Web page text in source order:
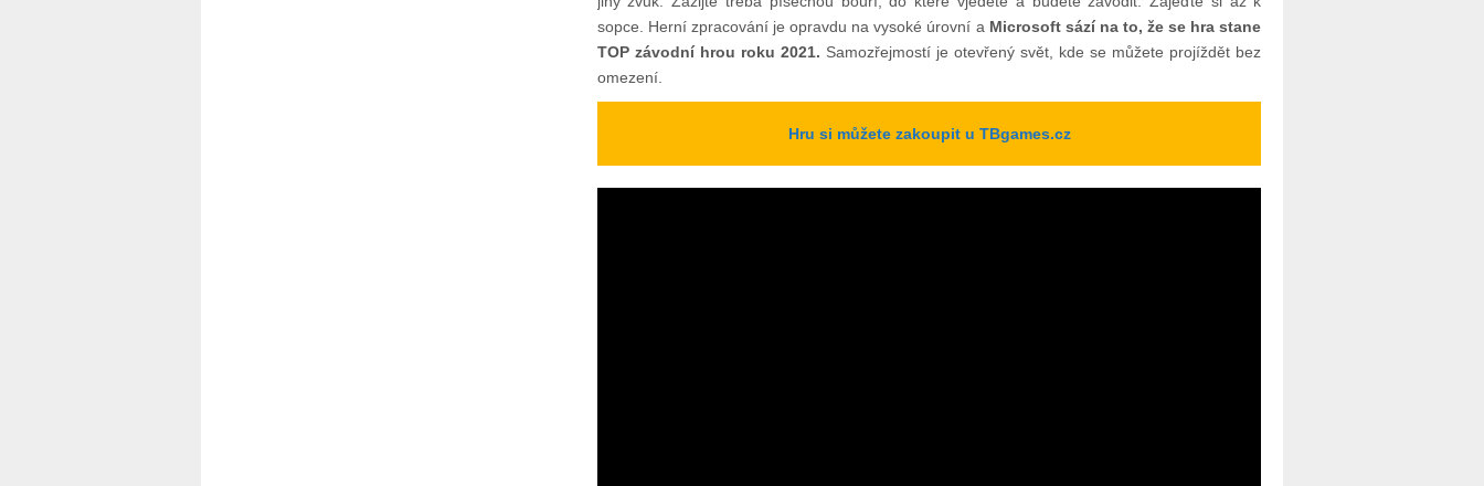
sopce. Herní zpracování je opravdu na vysoké úrovní a Microsoft sází na to, že se hra stane
TOP závodní hrou roku 2021. Samozřejmostí je otevřený svět, kde se můžete projíždět bez
omezení.
Hru si můžete zakoupit u TBgames.cz